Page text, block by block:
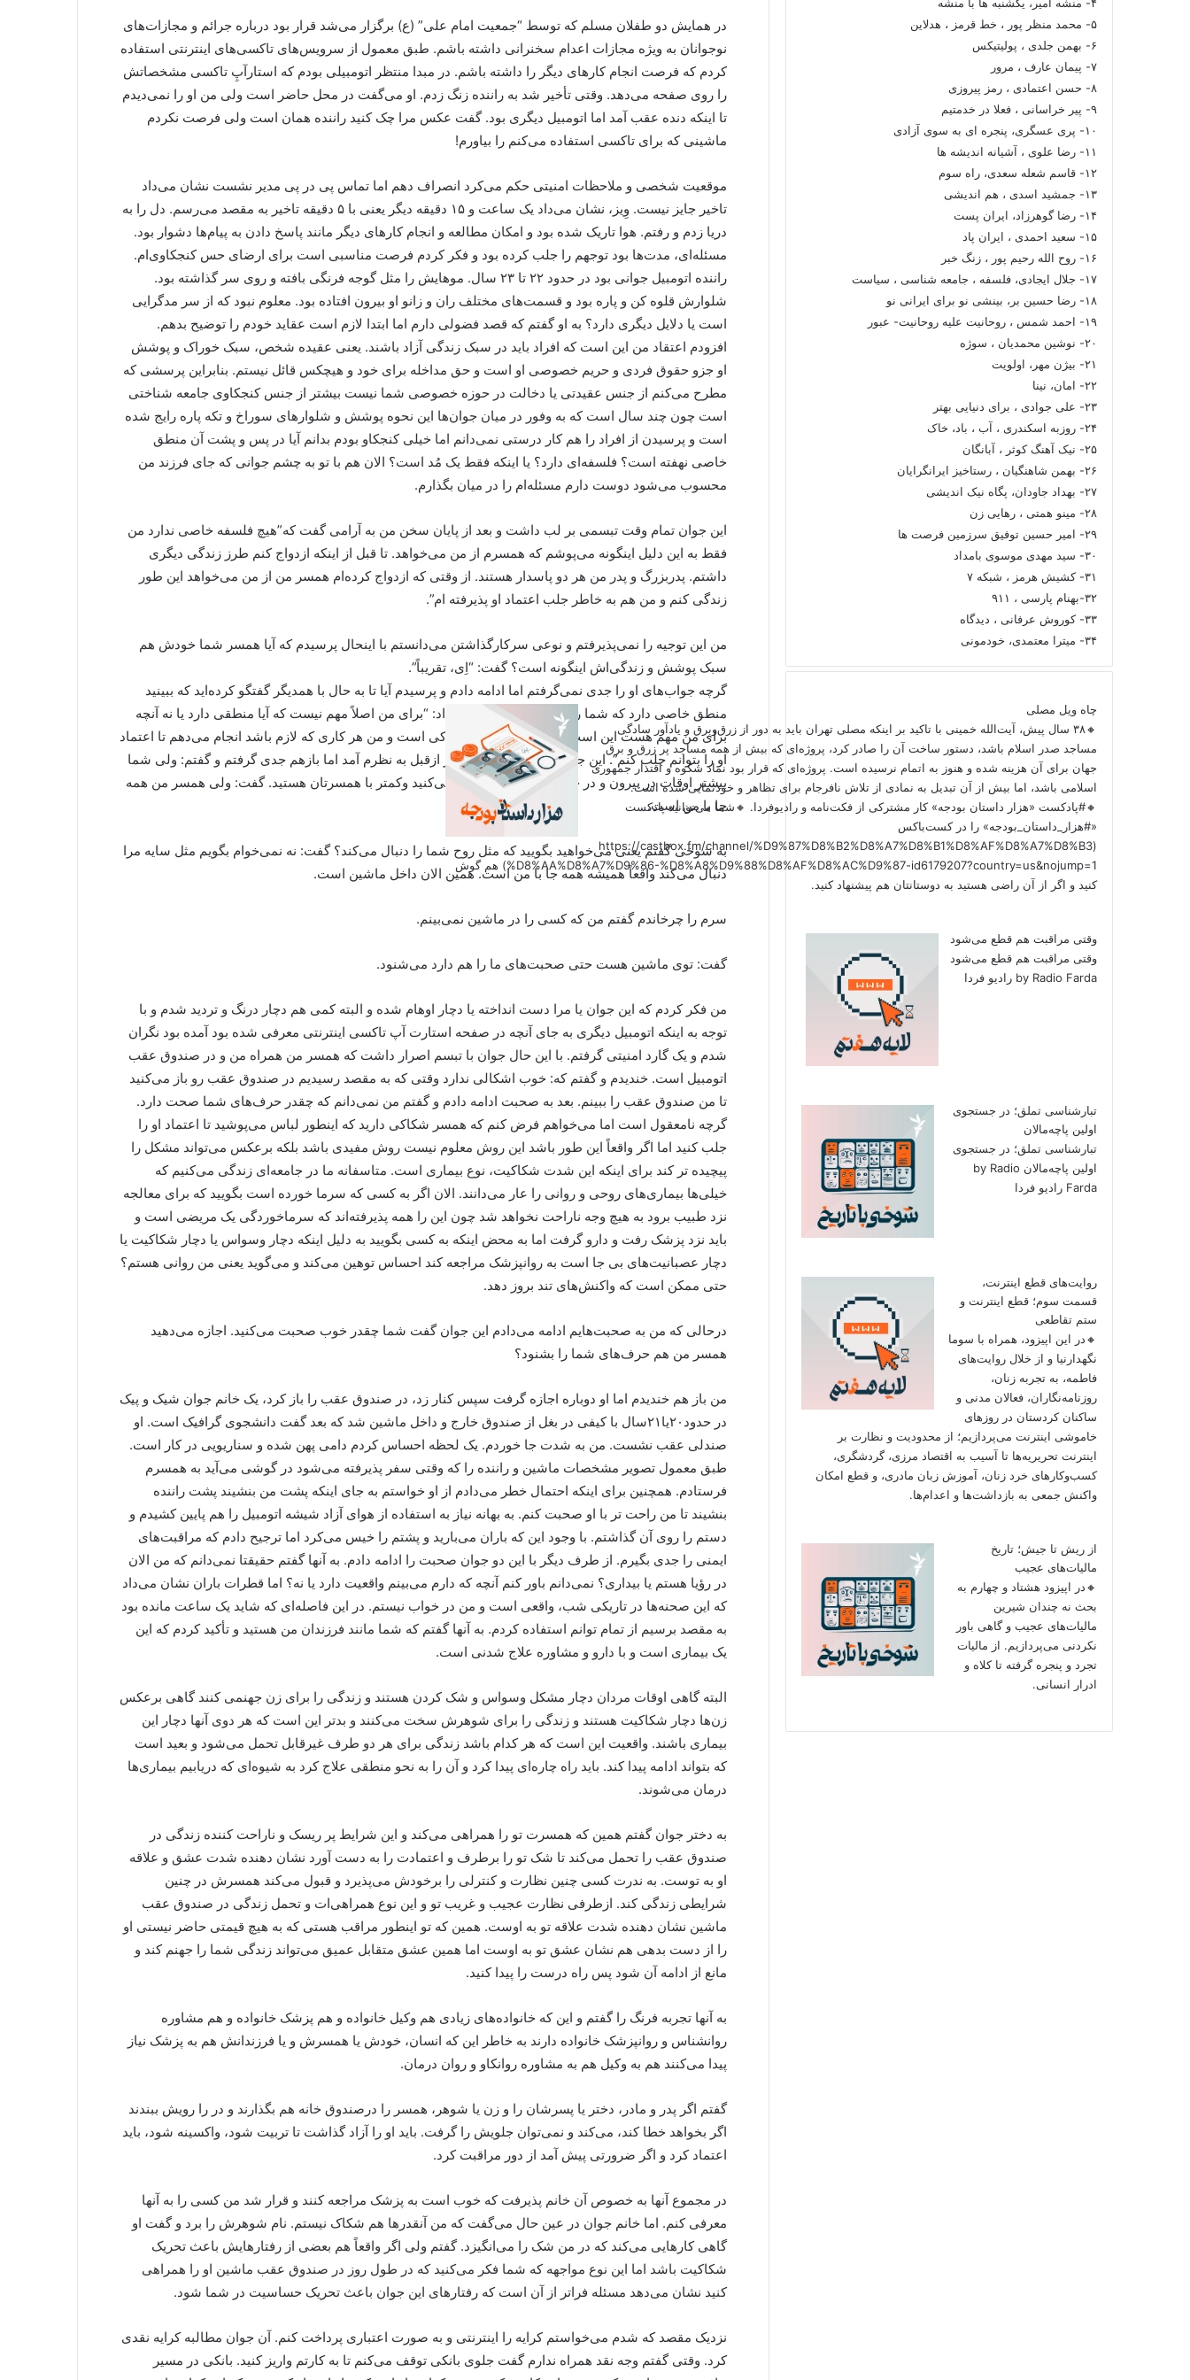
در همایش دو طفلان مسلم که توسط “جمعیت امام علی” (ع) برگزار می‌شد قرار بود درباره جرائم و مجازات‌های
نوجوانان به ویژه مجازات اعدام سخنرانی داشته باشم. طبق معمول از سرویس‌های تاکسی‌های اینترنتی استفاده
کردم که فرصت انجام کارهای دیگر را داشته باشم. در مبدا منتظر اتومبیلی بودم که استارآپِ تاکسی مشخصاتش
را روی صفحه می‌دهد. وقتی تأخیر شد به راننده زنگ زدم. او می‌گفت در محل حاضر است ولی من او را نمی‌دیدم
تا اینکه دنده عقب آمد اما اتومبیل دیگری بود. گفت عکس مرا چک کنید راننده همان است ولی فرصت نکردم
ماشینی که برای تاکسی استفاده می‌کنم را بیاورم!
موقعیت شخصی و ملاحظات امنیتی حکم می‌کرد انصراف دهم اما تماس پی در پی مدیر نشست نشان می‌داد
تاخیر جایز نیست. وِیز، نشان می‌داد یک ساعت و ۱۵ دقیقه دیگر یعنی با ۵ دقیقه تاخیر به مقصد می‌رسم. دل را به
دریا زدم و رفتم. هوا تاریک شده بود و امکان مطالعه و انجام کارهای دیگر مانند پاسخ دادن به پیام‌ها دشوار بود.
مسئله‌ای، مدت‌ها بود توجهم را جلب کرده بود و فکر کردم فرصت مناسبی است برای ارضای حس کنجکاوی‌ام.
راننده اتومبیل جوانی بود در حدود ۲۲ تا ۲۳ سال. موهایش را مثل گوجه فرنگی بافته و روی سر گذاشته بود.
شلوارش قلوه کن و پاره بود و قسمت‌های مختلف ران و زانو او بیرون افتاده بود. معلوم نبود که از سر مدگرایی
است یا دلایل دیگری دارد؟ به او گفتم که قصد فضولی دارم اما ابتدا لازم است عقاید خودم را توضیح بدهم.
افزودم اعتقاد من این است که افراد باید در سبک زندگی آزاد باشند. یعنی عقیده شخص، سبک خوراک و پوشش
او جزو حقوق فردی و حریم خصوصی او است و حق مداخله برای خود و هیچکس قائل نیستم. بنابراین پرسشی که
مطرح می‌کنم از جنس عقیدتی یا دخالت در حوزه خصوصی شما نیست بیشتر از جنس کنجکاوی جامعه شناختی
است چون چند سال است که به وفور در میان جوان‌ها این نحوه پوشش و شلوارهای سوراخ و تکه پاره رایج شده
است و پرسیدن از افراد را هم کار درستی نمی‌دانم اما خیلی کنجکاو بودم بدانم آیا در پس و پشت آن منطق
خاصی نهفته است؟ فلسفه‌ای دارد؟ یا اینکه فقط یک مُد است؟ الان هم با تو به چشم جوانی که جای فرزند من
محسوب می‌شود دوست دارم مسئله‌ام را در میان بگذارم.
این جوان تمام وقت تبسمی بر لب داشت و بعد از پایان سخن من به آرامی گفت که”هیچ فلسفه خاصی ندارد من
فقط به این دلیل اینگونه می‌پوشم که همسرم از من می‌خواهد. تا قبل از اینکه ازدواج کنم طرز زندگی دیگری
داشتم. پدربزرگ و پدر من هر دو پاسدار هستند. از وقتی که ازدواج کرده‌ام همسر من از من می‌خواهد این طور
زندگی کنم و من هم به خاطر جلب اعتماد او پذیرفته ام”.
من این توجیه را نمی‌پذیرفتم و نوعی سرکارگذاشتن می‌دانستم با اینحال پرسیدم که آیا همسر شما خودش هم
سبک پوشش و زندگی‌اش اینگونه است؟ گفت: “اِی، تقریباً”.
گرچه جواب‌های او را جدی نمی‌گرفتم اما ادامه دادم و پرسیدم آیا تا به حال با همدیگر گفتگو کرده‌اید که ببینید
منطق خاصی دارد که شما را هم توجیه کند؟ جواب داد: “برای من اصلاً مهم نیست که آیا منطقی دارد یا نه آنچه
برای من مهم هست این است که همسر من آدم شکاکی است و من هر کاری که لازم باشد انجام می‌دهم تا اعتماد
او را بتوانم جلب کنم”. این جواب بازهم غیرمنطقی تر ازقبل به نظرم آمد اما بازهم جدی گرفتم و گفتم: ولی شما
بیشتر اوقات در بیرون و در جامعه و با مردم زندگی می‌کنید وکمتر با همسرتان هستید. گفت: ولی همسر من همه
جا با من است.
به شوخی گفتم یعنی می‌خواهید بگویید که مثل روح شما را دنبال می‌کند؟ گفت: نه نمی‌خوام بگویم مثل سایه مرا
دنبال می‌کند واقعاً همیشه همه جا با من است. همین الان داخل ماشین است.
سرم را چرخاندم گفتم من که کسی را در ماشین نمی‌بینم.
گفت: توی ماشین هست حتی صحبت‌های ما را هم دارد می‌شنود.
من فکر کردم که این جوان یا مرا دست انداخته یا دچار اوهام شده و البته کمی هم دچار درنگ و تردید شدم و با
توجه به اینکه اتومبیل دیگری به جای آنچه در صفحه استارت آپ تاکسی اینترنتی معرفی شده بود آمده بود نگران
شدم و یک گارد امنیتی گرفتم. با این حال جوان با تبسم اصرار داشت که همسر من همراه من و در صندوق عقب
اتومبیل است. خندیدم و گفتم که: خوب اشکالی ندارد وقتی که به مقصد رسیدیم در صندوق عقب رو باز می‌کنید
تا من صندوق عقب را ببینم. بعد به صحبت ادامه دادم و گفتم من نمی‌دانم که چقدر حرف‌های شما صحت دارد.
گرچه نامعقول است اما می‌خواهم فرض کنم که همسر شکاکی دارید که اینطور لباس می‌پوشید تا اعتماد او را
جلب کنید اما اگر واقعاً این طور باشد این روش معلوم نیست روش مفیدی باشد بلکه برعکس می‌تواند مشکل را
پیچیده تر کند برای اینکه این شدت شکاکیت، نوع بیماری است. متاسفانه ما در جامعه‌ای زندگی می‌کنیم که
خیلی‌ها بیماری‌های روحی و روانی را عار می‌دانند. الان اگر به کسی که سرما خورده است بگویید که برای معالجه
نزد طبیب برود به هیچ وجه ناراحت نخواهد شد چون این را همه پذیرفته‌اند که سرماخوردگی یک مریضی است و
باید نزد پزشک رفت و دارو گرفت اما به محض اینکه به کسی بگویید به دلیل اینکه دچار وسواس یا دچار شکاکیت یا
دچار عصبانیت‌های بی جا است به روانپزشک مراجعه کند احساس توهین می‌کند و می‌گوید یعنی من روانی هستم؟
حتی ممکن است که واکنش‌های تند بروز دهد.
درحالی که من به صحبت‌هایم ادامه می‌دادم این جوان گفت شما چقدر خوب صحبت می‌کنید. اجازه می‌دهید
همسر من هم حرف‌های شما را بشنود؟
من باز هم خندیدم اما او دوباره اجازه گرفت سپس کنار زد، در صندوق عقب را باز کرد، یک خانم جوان شیک و پیک
در حدود۲۰یا۲۱سال با کیفی در بغل از صندوق خارج و داخل ماشین شد که بعد گفت دانشجوی گرافیک است. او
صندلی عقب نشست. من به شدت جا خوردم. یک لحظه احساس کردم دامی پهن شده و سناریویی در کار است.
طبق معمول تصویر مشخصات ماشین و راننده را که وقتی سفر پذیرفته می‌شود در گوشی می‌آید به همسرم
فرستادم. همچنین برای اینکه احتمال خطر می‌دادم از او خواستم به جای اینکه پشت من بنشیند پشت راننده
بنشیند تا من راحت تر با او صحبت کنم. به بهانه نیاز به استفاده از هوای آزاد شیشه اتومبیل را هم پایین کشیدم و
دستم را روی آن گذاشتم. با وجود این که باران می‌بارید و پشتم را خیس می‌کرد اما ترجیح دادم که مراقبت‌های
ایمنی را جدی بگیرم. از طرف دیگر با این دو جوان صحبت را ادامه دادم. به آنها گفتم حقیقتا نمی‌دانم که من الان
در رؤیا هستم یا بیداری؟ نمی‌دانم باور کنم آنچه که دارم می‌بینم واقعیت دارد یا نه؟ اما قطرات باران نشان می‌داد
که این صحنه‌ها در تاریکی شب، واقعی است و من در خواب نیستم. در این فاصله‌ای که شاید یک ساعت مانده بود
به مقصد برسیم از تمام توانم استفاده کردم. به آنها گفتم که شما مانند فرزندان من هستید و تأکید کردم که این
یک بیماری است و با دارو و مشاوره علاج شدنی است.
البته گاهی اوقات مردان دچار مشکل وسواس و شک کردن هستند و زندگی را برای زن جهنمی کنند گاهی برعکس
زن‌ها دچار شکاکیت هستند و زندگی را برای شوهرش سخت می‌کنند و بدتر این است که هر دوی آنها دچار این
بیماری باشند. واقعیت این است که هر کدام باشد زندگی برای هر دو طرف غیرقابل تحمل می‌شود و بعید است
که بتواند ادامه پیدا کند. باید راه چاره‌ای پیدا کرد و آن را به نحو منطقی علاج کرد به شیوه‌ای که دریابیم بیماری‌ها
درمان می‌شوند.
به دختر جوان گفتم همین که همسرت تو را همراهی می‌کند و این شرایط پر ریسک و ناراحت کننده زندگی در
صندوق عقب را تحمل می‌کند تا شک تو را برطرف و اعتمادت را به دست آورد نشان دهنده شدت عشق و علاقه
او به توست. به ندرت کسی چنین نظارت و کنترلی را برخودش می‌پذیرد و قبول می‌کند همسرش در چنین
شرایطی زندگی کند. ازطرفی نظارت عجیب و غریب تو و این نوع همراهی‌ات و تحمل زندگی در صندوق عقب
ماشین نشان دهنده شدت علاقه تو به اوست. همین که تو اینطور مراقب هستی که به هیچ قیمتی حاضر نیستی او
را از دست بدهی هم نشان عشق تو به اوست اما همین عشق متقابل عمیق می‌تواند زندگی شما را جهنم کند و
مانع از ادامه آن شود پس راه درست را پیدا کنید.
به آنها تجربه فرنگ را گفتم و این که خانواده‌های زیادی هم وکیل خانواده و هم پزشک خانواده و هم مشاوره
روانشناس و روانپزشک خانواده دارند به خاطر این که انسان، خودش یا همسرش و یا فرزندانش هم به پزشک نیاز
پیدا می‌کنند هم به وکیل هم به مشاوره روانکاو و روان درمان.
گفتم اگر پدر و مادر، دختر یا پسرشان را و زن یا شوهر، همسر را درصندوق خانه هم بگذارند و در را رویش ببندند
اگر بخواهد خطا کند، می‌کند و نمی‌توان جلویش را گرفت. باید او را آزاد گذاشت تا تربیت شود، واکسینه شود، باید
اعتماد کرد و اگر ضرورتی پیش آمد از دور مراقبت کرد.
در مجموع آنها به خصوص آن خانم پذیرفت که خوب است به پزشک مراجعه کنند و قرار شد من کسی را به آنها
معرفی کنم. اما خانم جوان در عین حال می‌گفت که من آنقدرها هم شکاک نیستم. نام شوهرش را برد و گفت او
گاهی کارهایی می‌کند که در من شک را می‌انگیزد. گفتم ولی اگر واقعاً هم بعضی از رفتارهایش باعث تحریک
شکاکیت باشد اما این نوع مواجهه که شما فکر می‌کنید که در طول روز در صندوق عقب ماشین او را همراهی
کنید نشان می‌دهد مسئله فراتر از آن است که رفتارهای این جوان باعث تحریک حساسیت در شما شود.
نزدیک مقصد که شدم می‌خواستم کرایه را اینترنتی و به صورت اعتباری پرداخت کنم. آن جوان مطالبه کرایه نقدی
کرد. وقتی گفتم وجه نقد همراه ندارم گفت جلوی بانکی توقف می‌کنم تا به کارتم واریز کنید. بانکی در مسیر
۵- محمد منظر پور ، خط قرمز ، هدلاین
۶- بهمن جلدی ، پولیتیکس
۷- پیمان عارف ، مرور
۸- حسن اعتمادی ، رمز پیروزی
۹- پیر خراسانی ، فعلا در خدمتیم
۱۰- پری عسگری، پنجره ای به سوی آزادی
۱۱- رضا علوی ، آشیانه اندیشه ها
۱۲- قاسم شعله سعدی، راه سوم
۱۳- جمشید اسدی ، هم اندیشی
۱۴- رضا گوهرزاد، ایران پست
۱۵- سعید احمدی ، ایران پاد
۱۶- روح الله رحیم پور ، زنگ خبر
۱۷- جلال ایجادی، فلسفه ، جامعه شناسی ، سیاست
۱۸- رضا حسین بر، بینشی نو برای ایرانی نو
۱۹- احمد شمس ، روحانیت علیه روحانیت- عبور
۲۰- نوشین محمدیان ، سوژه
۲۱- بیژن مهر، اولویت
۲۲- امان، نینا
۲۳- علی جوادی ، برای دنیایی بهتر
۲۴- روزبه اسکندری ، آب ، باد، خاک
۲۵- نیک آهنگ کوثر ، آبانگان
۲۶- بهمن شاهنگیان ، رستاخیز ایرانگرایان
۲۷- بهداد جاودان، پگاه نیک اندیشی
۲۸- مینو همتی ، رهایی زن
۲۹- امیر حسین توفیق سرزمین فرصت ها
۳۰- سید مهدی موسوی بامداد
۳۱- کشیش هرمز ، شبکه ۷
۳۲-بهنام پارسی ، ۹۱۱
۳۳- کوروش عرفانی ، دیدگاه
۳۴- میترا معتمدی، خودمونی
چاه ویل مصلی
🔸۳۸ سال پیش، آیت‌الله خمینی با تاکید بر اینکه مصلی تهران باید به دور از زرق‌وبرق و یادآور سادگی
مساجد صدر اسلام باشد، دستور ساخت آن را صادر کرد، پروژه‌ای که بیش از همه مساجد پر زرق و برق
جهان برای آن هزینه شده و هنوز به اتمام نرسیده است. پروژه‌ای که قرار بود نماد شکوه و اقتدار جمهوری
اسلامی باشد، اما بیش از آن تبدیل به نمادی از تلاش نافرجام برای تظاهر و خودنمایی شده است.
🔸#پادکست «هزار داستان بودجه» کار مشترکی از فکت‌نامه و رادیوفردا. 🔸شما می‌توانید پادکست
«#هزار_داستان_بودجه» را در کست‌باکس
(https://castbox.fm/channel/%D9%87%D8%B2%D8%A7%D8%B1%D8%AF%D8%A7%D8%B3
%D8%AA%D8%A7%D9%86-%D8%A8%D9%88%D8%AF%D8%AC%D9%87-id6179207?country=us&nojump=1) هم گوش
کنید و اگر از آن راضی هستید به دوستانتان هم پیشنهاد کنید.
وقتی مراقبت هم قطع می‌شود
وقتی مراقبت هم قطع می‌شود
by Radio Farda رادیو فردا
تبارشناسی تملق؛ در جستجوی
اولین‌ پاچه‌مالان
تبارشناسی تملق؛ در جستجوی
اولین‌ پاچه‌مالان by Radio
Farda رادیو فردا
روایت‌های قطع اینترنت،
قسمت سوم؛ قطع اینترنت و
ستم تقاطعی
🔸در این اپیزود، همراه با سوما
نگهدارنیا و از خلال روایت‌های
فاطمه، به تجربه زنان،
روزنامه‌نگاران، فعالان مدنی و
ساکنان کردستان در روزهای
خاموشی اینترنت می‌پردازیم؛ از محدودیت و نظارت بر
اینترنت تحریریه‌ها تا آسیب به اقتصاد مرزی، گردشگری،
کسب‌وکارهای خرد زنان، آموزش زبان مادری، و قطع امکان
واکنش جمعی به بازداشت‌ها و اعدام‌ها.
از ریش تا جیش؛ تاریخ
مالیات‌های عجیب
🔸در اپیزود هشتاد و چهارم به
بحث نه چندان شیرین
مالیات‌های عجیب و گاهی باور
نکردنی‌ می‌پردازیم. از مالیات
تجرد و پنجره گرفته تا کلاه و
ادرار انسانی.